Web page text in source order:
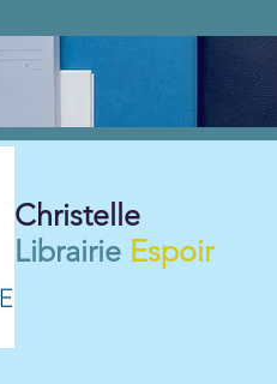
Christelle
Librairie Espoir